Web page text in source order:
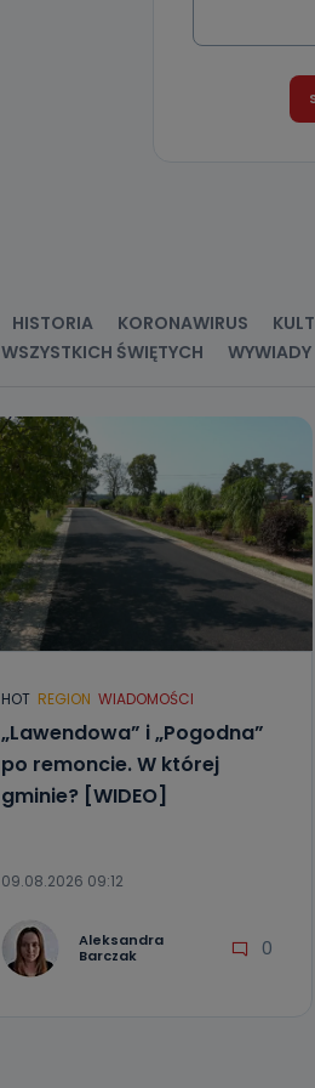
HISTORIA KORONAWIRUS
WSZYSTKICH ŚWIĘTYCH WYWIADY
HOT REGION WIADOMOŚCI
„Lawendowa” i „Pogodna”
po remoncie. W której
gminie? [WIDEO]
09.08.2026 09:12
Aleksandra
Barczak
0